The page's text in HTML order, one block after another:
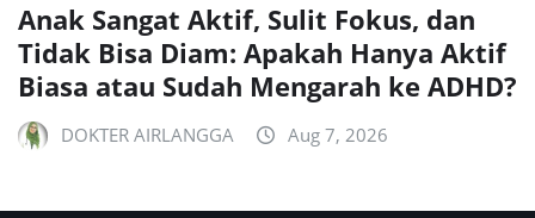
Anak Sangat Aktif, Sulit Fokus, dan
Tidak Bisa Diam: Apakah Hanya Aktif
Biasa atau Sudah Mengarah ke ADHD?
DOKTER AIRLANGGA Aug 7, 2026